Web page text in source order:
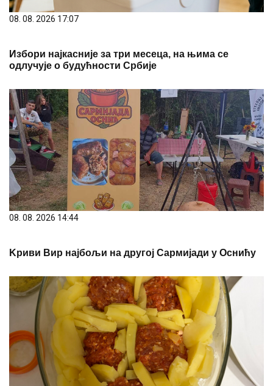
08. 08. 2026 17:07
Избори најкасније за три месеца, на њима се
одлучује о будућности Србије
08. 08. 2026 14:44
Kриви Вир најбољи на другој Сармијади у Оснићу